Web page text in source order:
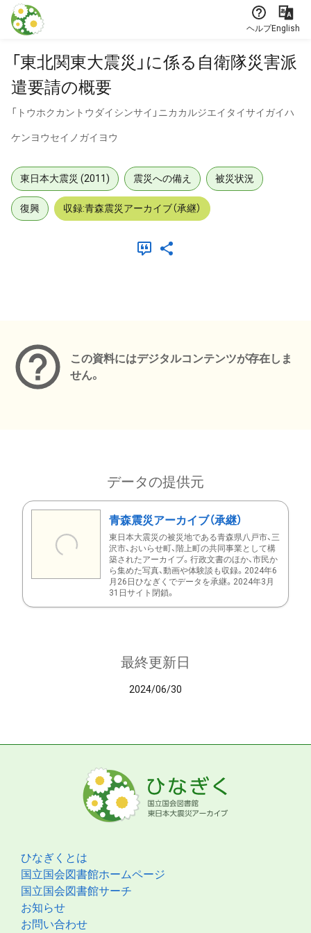
本文に飛ぶ
ヘルプEnglish
「東北関東大震災」に係る自衛隊災害派
遣要請の概要
「トウホクカントウダイシンサイ」ニカカルジエイタイサイガイハ
ケンヨウセイノガイヨウ
東日本大震災 (2011) 震災への備え 被災状況
復興 収録:青森震災アーカイブ（承継）
この資料にはデジタルコンテンツが存在しま
せん。
データの提供元
青森震災アーカイブ（承継）
東日本大震災の被災地である青森県八戸市、三
沢市、おいらせ町、階上町の共同事業として構
築されたアーカイブ。行政文書のほか、市民か
ら集めた写真、動画や体験談も収録。2024年6
月26日ひなぎくでデータを承継。2024年3月
31日サイト閉鎖。
最終更新日
2024/06/30
ひなぎくとは
国立国会図書館ホームページ
国立国会図書館サーチ
お知らせ
お問い合わせ